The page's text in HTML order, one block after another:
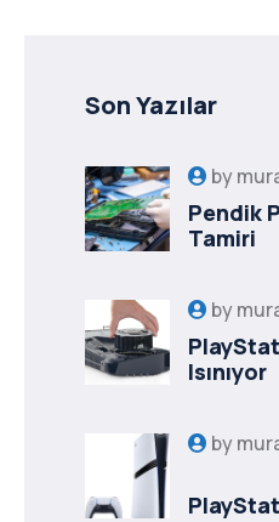
Son Yazılar
by
Pendik
Tamiri
by
Isınıyor
by